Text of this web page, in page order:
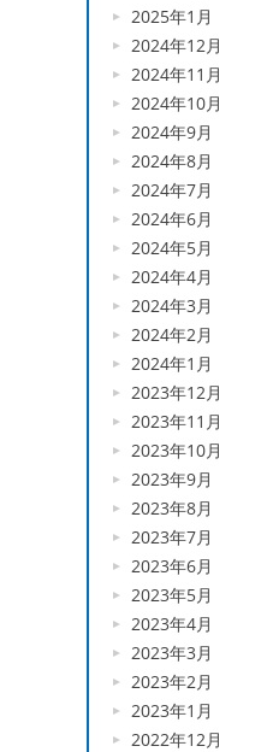
2025年1月
2024年12月
2024年11月
2024年10月
2024年9月
2024年8月
2024年7月
2024年6月
2024年5月
2024年4月
2024年3月
2024年2月
2024年1月
2023年12月
2023年11月
2023年10月
2023年9月
2023年8月
2023年7月
2023年6月
2023年5月
2023年4月
2023年3月
2023年2月
2023年1月
2022年12月